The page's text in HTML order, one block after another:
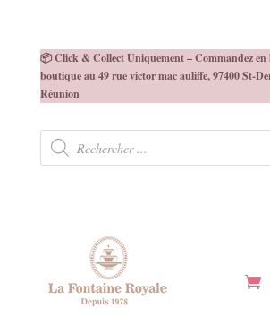
📦 Click & Collect Uniquement – Commandez en
boutique au 49 rue victor mac auliffe, 97400 St-
Réunion
Recherche
produits